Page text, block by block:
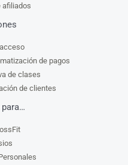
afiliados
de pagos
de clases
de clientes